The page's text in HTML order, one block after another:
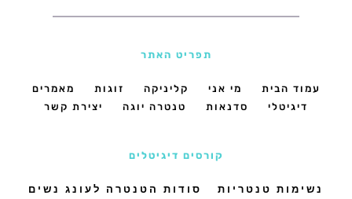
תפריט האתר
עמוד הבית מי אני קליניקה זוגות
מאמרים
דיגיטלי
סדנאות טנטרה יוגה יצירת קשר
קורסים דיגיטלים
נשימות טנטריות
סודות הטנטרה לעונג נשים